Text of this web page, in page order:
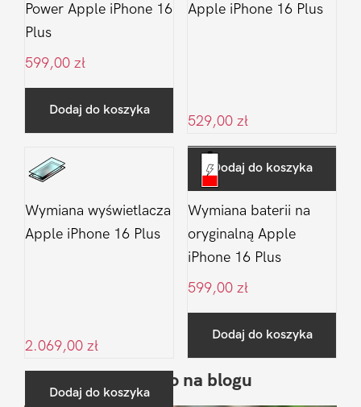
Power Apple iPhone 16
Plus
599,00 zł
Dodaj do koszyka
Apple iPhone 16 Plus
529,00 zł
Dodaj do koszyka
Wymiana wyświetlacza
Apple iPhone 16 Plus
2.069,00 zł
Dodaj do koszyka
Wymiana baterii na
oryginalną Apple
iPhone 16 Plus
599,00 zł
Dodaj do koszyka
Pierwszy
Ostatnio na blogu